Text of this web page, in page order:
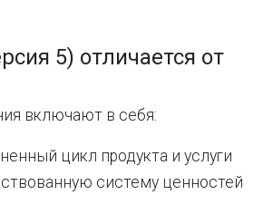
5) отличается от
включают в себя:
цикл продукта и услуги
систему ценностей